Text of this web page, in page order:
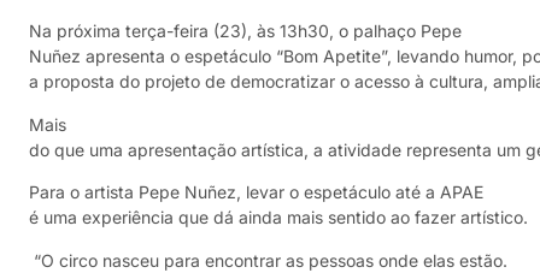
Na próxima terça-feira (23), às 13h30, o palhaço Pepe
Nuñez apresenta o espetáculo “Bom Apetite”, levando humor,
a proposta do projeto de democratizar o acesso à cultura,
Mais
do que uma apresentação artística, a atividade representa um
Para o artista Pepe Nuñez, levar o espetáculo até a APAE
é uma experiência que dá ainda mais sentido ao fazer artístico.
“O circo nasceu para encontrar as pessoas onde elas estão.